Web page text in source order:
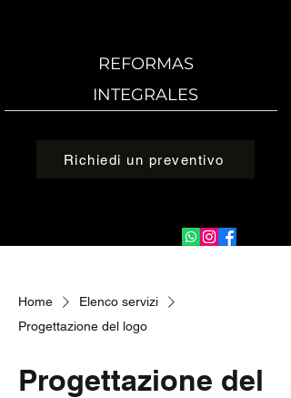
Richiedi un preventivo
REFORMAS
INTEGRALES
Home
Elenco servizi
Progettazione del logo
Progettazione del